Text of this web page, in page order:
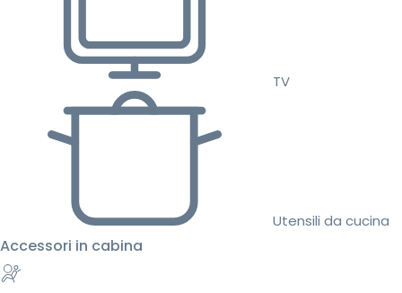
TV
Utensili da cucina
Accessori in cabina